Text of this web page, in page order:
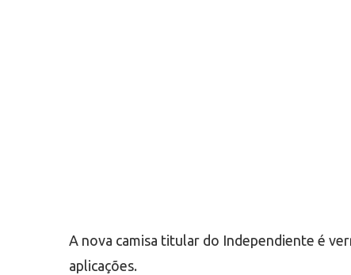
A nova camisa titular do Independiente é
aplicações.